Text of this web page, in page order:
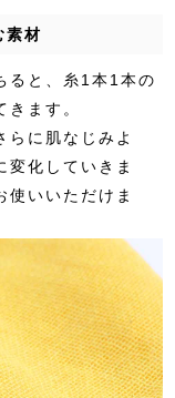
素材
ると、糸1本1本の
ます。
らに肌なじみよ
変化していきま
使いいただけま